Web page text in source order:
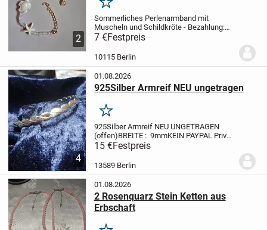
2
Merken
Sommerliches Perlenarmband mit
Muscheln und Schildkröte- Bezahlung:
Paypal- Haustierfreier und rauchfreier
- Versand erfolgt noch am
selben Tag, wenn die Post noch geöffnet
hat-...
7 €Festpreis
10115 Berlin
4
01.08.2026
925Silber Armreif NEU ungetragen
Merken
925Silber Armreif NEU UNGETRAGEN
(offen)BREITE : 9mmKEIN PAYPAL Privat
VerkaufKeine Rücknahme
15 €Festpreis
13589 Berlin
01.08.2026
2 Rosenquarz Stein Ketten aus
Erbschaft